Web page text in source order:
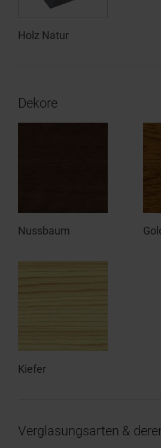
Holz Natur
Dekore
Nussbaum
Kiefer
Verglasungsarten &